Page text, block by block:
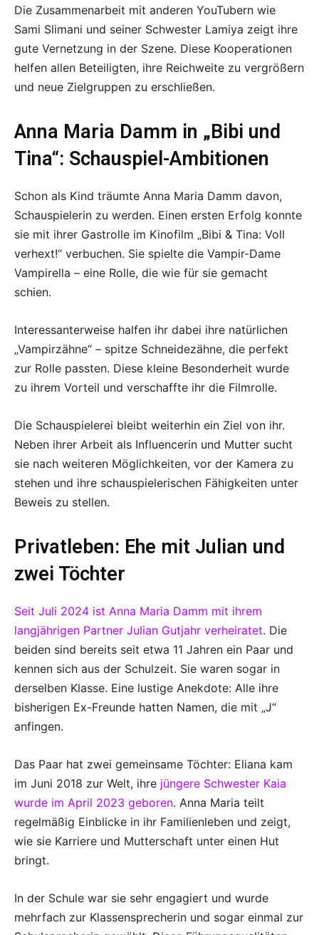
Die Zusammenarbeit mit anderen YouTubern wie
Sami Slimani und seiner Schwester Lamiya zeigt ihre
gute Vernetzung in der Szene. Diese Kooperationen
helfen allen Beteiligten, ihre Reichweite zu vergrößern
und neue Zielgruppen zu erschließen.
Anna Maria Damm in „Bibi und
Tina“: Schauspiel-Ambitionen
Schon als Kind träumte Anna Maria Damm davon,
Schauspielerin zu werden. Einen ersten Erfolg konnte
sie mit ihrer Gastrolle im Kinofilm „Bibi & Tina: Voll
verhext!“ verbuchen. Sie spielte die Vampir-Dame
Vampirella – eine Rolle, die wie für sie gemacht
schien.
Interessanterweise halfen ihr dabei ihre natürlichen
„Vampirzähne“ – spitze Schneidezähne, die perfekt
zur Rolle passten. Diese kleine Besonderheit wurde
zu ihrem Vorteil und verschaffte ihr die Filmrolle.
Die Schauspielerei bleibt weiterhin ein Ziel von ihr.
Neben ihrer Arbeit als Influencerin und Mutter sucht
sie nach weiteren Möglichkeiten, vor der Kamera zu
stehen und ihre schauspielerischen Fähigkeiten unter
Beweis zu stellen.
Privatleben: Ehe mit Julian und
zwei Töchter
Seit Juli 2024 ist Anna Maria Damm mit ihrem
langjährigen Partner Julian Gutjahr verheiratet. Die
beiden sind bereits seit etwa 11 Jahren ein Paar und
kennen sich aus der Schulzeit. Sie waren sogar in
derselben Klasse. Eine lustige Anekdote: Alle ihre
bisherigen Ex-Freunde hatten Namen, die mit „J“
anfingen.
Das Paar hat zwei gemeinsame Töchter: Eliana kam
im Juni 2018 zur Welt, ihre jüngere Schwester Kaia
wurde im April 2023 geboren. Anna Maria teilt
regelmäßig Einblicke in ihr Familienleben und zeigt,
wie sie Karriere und Mutterschaft unter einen Hut
bringt.
In der Schule war sie sehr engagiert und wurde
mehrfach zur Klassensprecherin und sogar einmal zur